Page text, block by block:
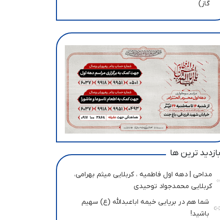
گاز)
ترین ها
مداحی | دهه اول فاطمیه ، کربلایی میثم بهرامی،
کربلایی محمدجواد توحیدی
شما هم در برپایی خیمه اباعبدالله (ع) سهیم
باشید!